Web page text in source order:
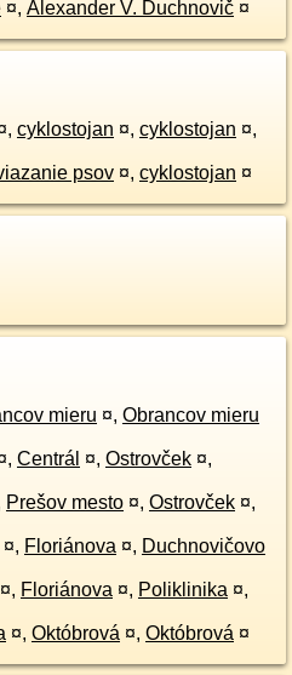
¤, Alexander V. Duchnovič ¤
, cyklostojan ¤, cyklostojan ¤,
psov ¤, cyklostojan ¤
mieru ¤, Obrancov mieru
, Centrál ¤, Ostrovček ¤,
Prešov mesto ¤, Ostrovček ¤,
¤, Floriánova ¤, Duchnovičovo
¤, Floriánova ¤, Poliklinika ¤,
¤, Októbrová ¤, Októbrová ¤